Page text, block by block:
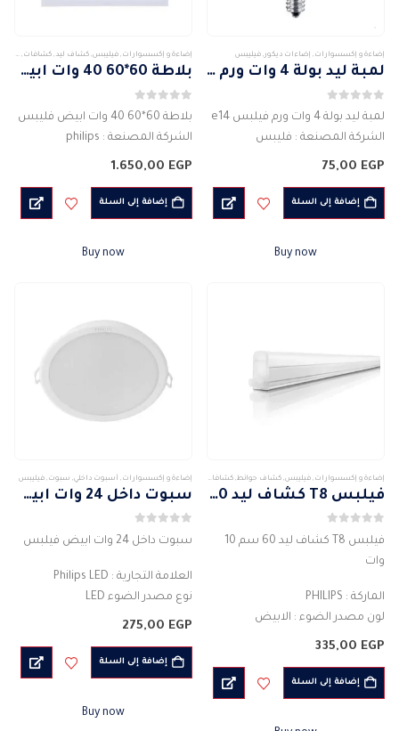
إضاءة و إكسسوارات , إضاءات ديكور , فيليبس
لمبة ليد بولة 4 وات ورم فيلبس e14
لمبة ليد بولة 4 وات ورم فيلبس e14
الشركة المصنعة : فليبس
نوع الاضاءة : مصابيح LED
غطاء برغي إديسون صغير (E14)
القدرة الفعلية للمصباح :…
75,00 EGP
إضافة إلى السلة
Buy now
إضاءة و إكسسوارات , فيليبس, كشاف ليد , كشافات ,
بلاطة 60*60 40 وات ابيض فليبس
بلاطة 60*60 40 وات ابيض فليبس
الشركة المصنعة : philips
النوع: كشاف ليد مربع الشكل
1.650,00 EGP
إضافة إلى السلة
Buy now
إضاءة و إكسسوارات , فيليبس, كشاف حوائط, كشافات كشافات خارجى
فيلبس T8 كشاف ليد 60 سم 10 وات
فيلبس T8 كشاف ليد 60 سم 10
وات
الماركة : PHILIPS
لون مصدر الضوء : الابيض
نوع العدسة : غطاء
ight لون المصدر…
335,00 EGP
إضافة إلى السلة
إضاءة و إكسسوارات , أسبوت داخلي, سبوت , فيليبس
سبوت داخل 24 وات ابيض فيلبس
سبوت داخل 24 وات ابيض فيلبس
العلامة التجارية : Philips LED
نوع مصدر الضوء LED
النوع :سبوت داخلي
شكل اللمبة : مستدير
اللون: ضوء نهاري بارد اضاءة أبيض…
275,00 EGP
إضافة إلى السلة
Buy now